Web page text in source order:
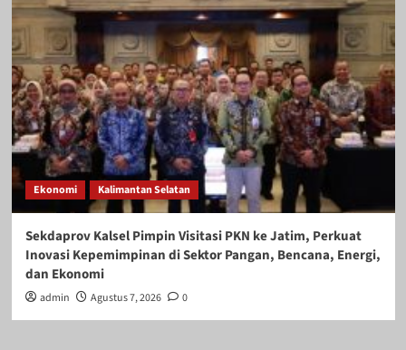
Ekonomi Kalimantan Selatan
Sekdaprov Kalsel Pimpin Visitasi PKN ke Jatim, Perkuat
Inovasi Kepemimpinan di Sektor Pangan, Bencana, Energi,
dan Ekonomi
admin Agustus 7, 2026 0